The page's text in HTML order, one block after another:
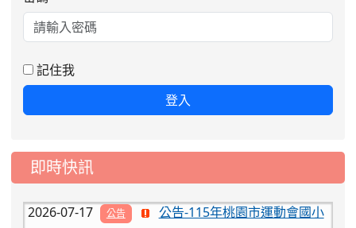
記住我
登入
即時快訊
2026-08-06
楊梅區代表選手服裝領取通知
2026-08-05
115學年度課後照顧服務班教
師甄選簡章
115學年度一、三、五年級常
態編班結果公告
工車輛臨停」一案，請各位用路人留意
游泳比賽楊梅區代表選手 集訓及比賽通知